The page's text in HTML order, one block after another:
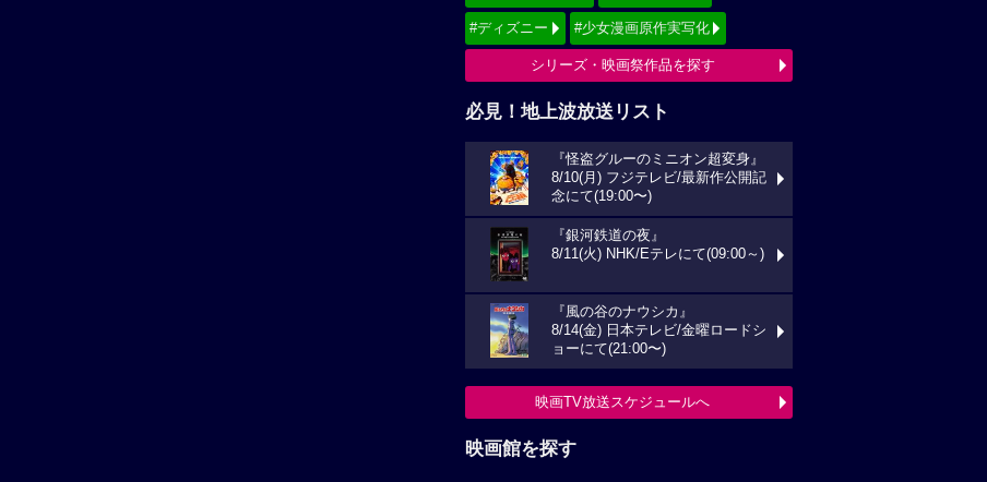
#ディズニー #少女漫画原作実写化
シリーズ・映画祭作品を探す
必見！地上波放送リスト
『怪盗グルーのミニオン超変身』
8/10(月) フジテレビ/最新作公開記
念にて(19:00〜)
『銀河鉄道の夜』
8/11(火) NHK/Eテレにて(09:00～)
『風の谷のナウシカ』
8/14(金) 日本テレビ/金曜ロードシ
ョーにて(21:00〜)
映画TV放送スケジュールへ
映画館を探す